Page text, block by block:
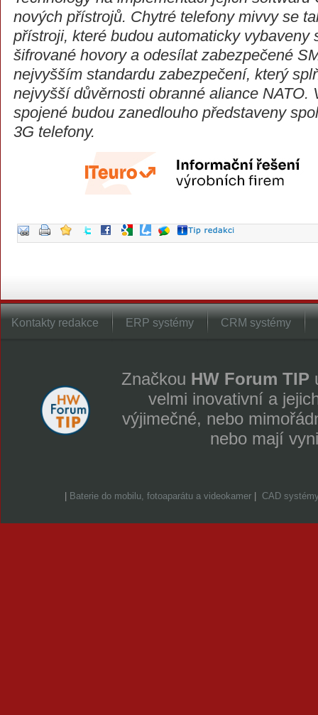
nových přístrojů. Chytré telefony mivvy se
přístroji, které budou automaticky vybaveny
šifrované hovory a odesílat zabezpečené
nejvyšším standardu zabezpečení, který
nejvyšší důvěrnosti obranné aliance NATO.
spojené budou zanedlouho představeny
3G telefony.
Kontakty redakce ERP systémy CRM systémy
Značkou HW Forum TIP
velmi inovativní a
výjimečné, nebo
nebo mají
Baterie do mobilu, fotoaparátu a videokamer CAD